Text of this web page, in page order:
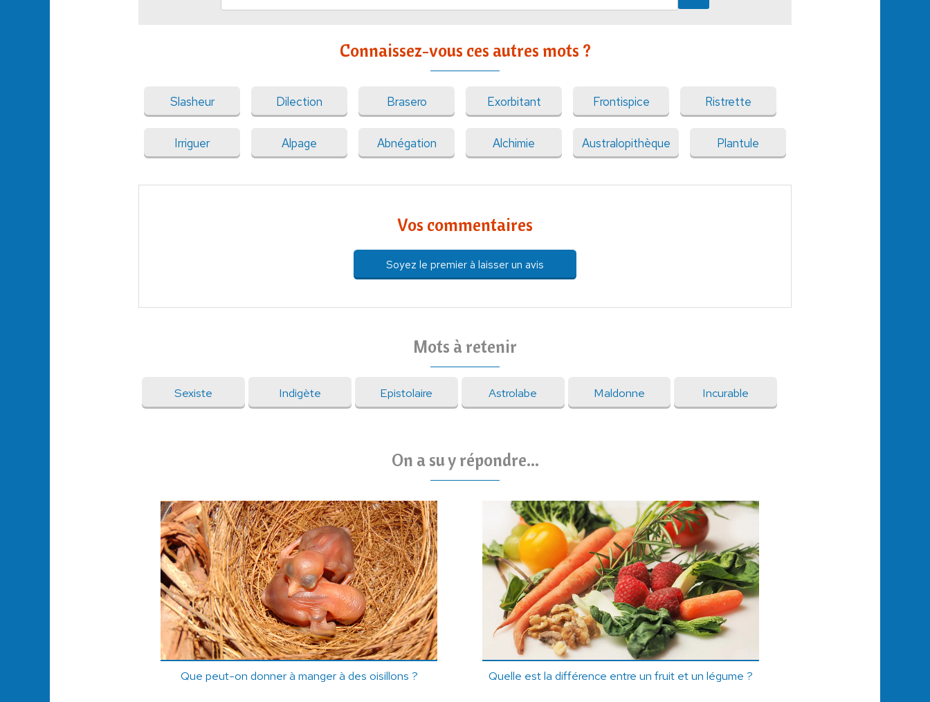
Connaissez-vous ces autres mots ?
Slasheur Dilection Brasero Exorbitant Frontispice Ristrette
Irriguer Alpage Abnégation Alchimie Australopithèque Plantule
Vos commentaires
Soyez le premier à laisser un avis
Mots à retenir
Sexiste Indigète Epistolaire Astrolabe Maldonne Incurable
On a su y répondre...
Que peut-on donner à manger à des oisillons ? Quelle est la différence entre un fruit et un légume ?